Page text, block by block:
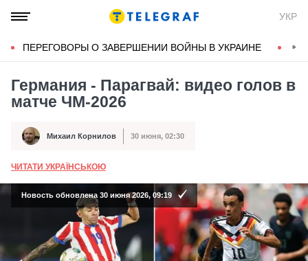
УКР
ПЕРЕГОВОРЫ О ЗАВЕРШЕНИИ ВОЙНЫ В УКРАИНЕ
Германия - Парагвай: видео голов в
матче ЧМ-2026
Автор Михаил Корнилов
Дата публикации 30 июня, 02:30
ЧИТАТИ УКРАЇНСЬКОЮ
Новость обновлена 30 июня 2026, 09:19